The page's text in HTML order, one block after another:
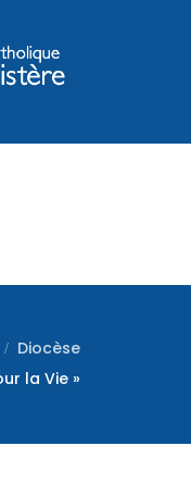
Diocèse
la Vie »